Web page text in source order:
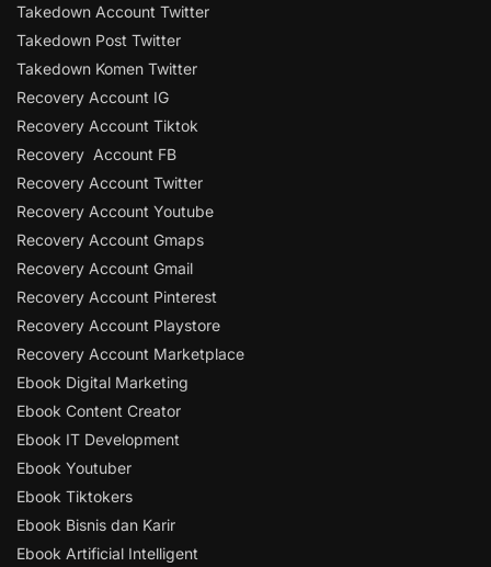
Takedown Account Twitter
Takedown Post Twitter
Takedown Komen Twitter
Recovery Account IG
Recovery Account Tiktok
Recovery Account FB
Recovery Account Twitter
Recovery Account Youtube
Recovery Account Gmaps
Recovery Account Gmail
Recovery Account Pinterest
Recovery Account Playstore
Recovery Account Marketplace
Ebook Digital Marketing
Ebook Content Creator
Ebook IT Development
Ebook Youtuber
Ebook Tiktokers
Ebook Bisnis dan Karir
Ebook Artificial Intelligent